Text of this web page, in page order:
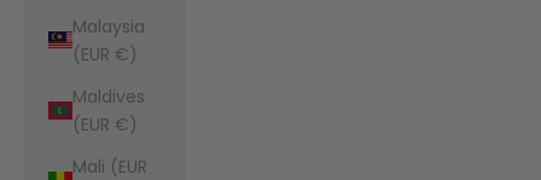
Malaysia
(EUR €)
Maldives
(EUR €)
Mali (EUR